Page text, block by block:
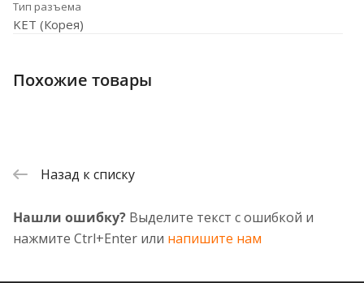
Тип разъема
KET (Корея)
Похожие товары
Назад к списку
Нашли ошибку? Выделите текст с ошибкой и
нажмите Ctrl+Enter или напишите нам